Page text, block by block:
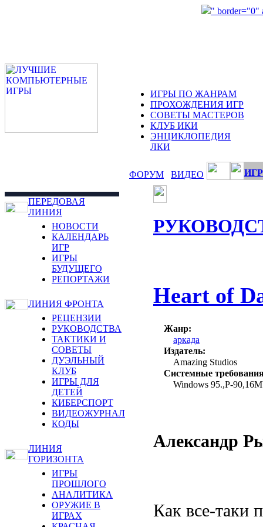
" border="0"
ИГРЫ ПО ЖАНРАМ
ПРОХОЖДЕНИЯ ИГР
СОВЕТЫ МАСТЕРОВ
КЛУБ ИКИ
ЭНЦИКЛОПЕДИЯ
ЛКИ
ФОРУМ ВИДЕО
ПЕРЕДОВАЯ
ЛИНИЯ
НОВОСТИ
КАЛЕНДАРЬ
ИГР
ИГРЫ
БУДУЩЕГО
РЕПОРТАЖИ
ЛИНИЯ ФРОНТА
РЕЦЕНЗИИ
РУКОВОДСТВА
ТАКТИКИ И
СОВЕТЫ
ДУЭЛЬНЫЙ
КЛУБ
ИГРЫ ДЛЯ
ДЕТЕЙ
КИБЕРСПОРТ
ВИДЕОЖУРНАЛ
КОДЫ
ЛИНИЯ
ГОРИЗОНТА
ИГРЫ
ПРОШЛОГО
АНАЛИТИКА
ОРУЖИЕ В
ИГРАХ
Heart of
Жанр:
аркада
Издатель:
Amazing Studios
Системные
Windows 95.,P-
Александр
Как все-таки